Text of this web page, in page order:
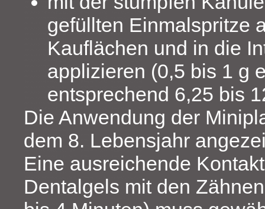
gefüllten Einmalspritze
Kauflächen und in die
applizieren (0,5 bis 1 g
entsprechend 6,25 bis
Die Anwendung der
dem 8. Lebensjahr
Eine ausreichende
Dentalgels mit den